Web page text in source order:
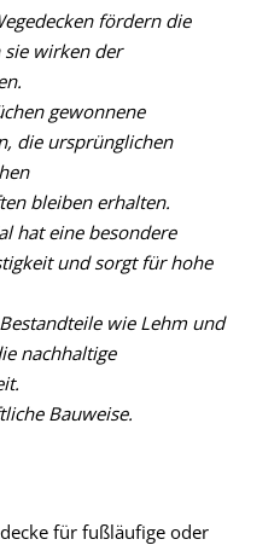
fördern die
wirken der
gewonnene
die ursprünglichen
bleiben erhalten.
hat eine besondere
und sorgt für hohe
wie Lehm und
nachhaltige
Bauweise.
für fußläufige oder